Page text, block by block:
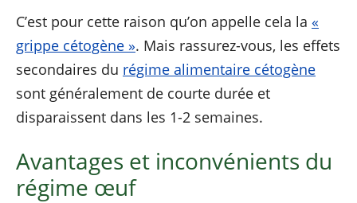
C’est pour cette raison qu’on appelle cela la «
grippe cétogène ». Mais rassurez-vous, les effets
secondaires du régime alimentaire cétogène
sont généralement de courte durée et
disparaissent dans les 1-2 semaines.
Avantages et inconvénients du
régime œuf